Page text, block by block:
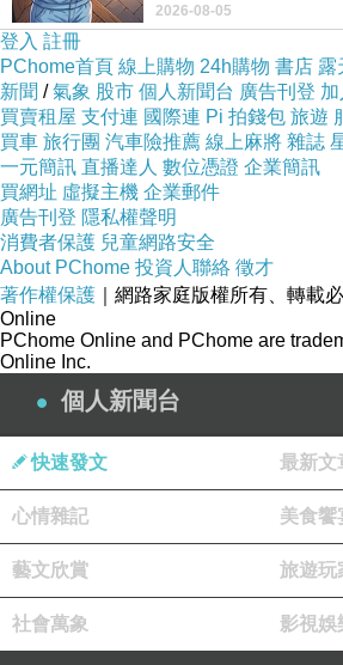
↓↓↓今日馬上購的限量優惠↓↓↓
【ESTEE LAUDER雅詩蘭黛
組
品號：4545380
網路優惠價
著阿弟丟拉基
2026-08-05
登入 註冊
PChome首頁 線上購物 24h購物 書店 露
新聞 /氣象 股市 個人新聞台 廣告刊登
買賣租屋 支付連 國際連 Pi 拍錢包 旅遊
買車 旅行團 汽車險推薦 線上麻將 雜誌
一元簡訊 直播達人 數位憑證 企業簡訊
買網址 虛擬主機 企業郵件
廣告刊登 隱私權聲明
消費者保護 兒童網路安全
About PChome 投資人聯絡 徵才
著作權保護 ｜網路家庭版權所有、轉載
Online
PChome Online and PChome are
Online Inc.
個人新聞台
快速發文 最新文
心情雜記 美食饗
藝文欣賞 旅遊玩
社會萬象 影視娛